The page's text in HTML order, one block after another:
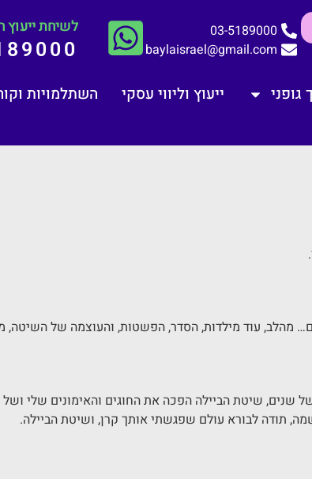
03-5189000
baylaisrael@gmail.com
לשיחת ייעוץ
גופני ייעוץ וליווי עסקי השתלמויות
מהלב, עוד מילדות, הסדר, הפשטות, והעוצמה של
שנים, שיטת הביילה הפכה את החוגים והאימונים שלי
תודה לבורא עולם שפגשתי אותך קרן, ושיטת הביילה.